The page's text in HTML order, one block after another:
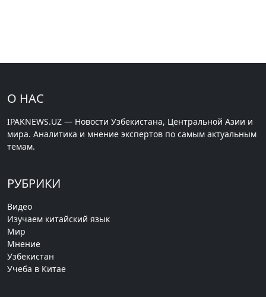
О НАС
IPAKNEWS.UZ — Новости Узбекистана, Центральной Азии и
мира. Аналитика и мнение экспертов по самым актуальным
темам.
РУБРИКИ
Видео
Изучаем китайский язык
Мир
Мнение
Узбекистан
Учеба в Китае